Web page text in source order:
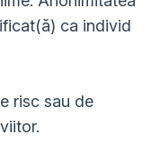
ca individ
risc sau de